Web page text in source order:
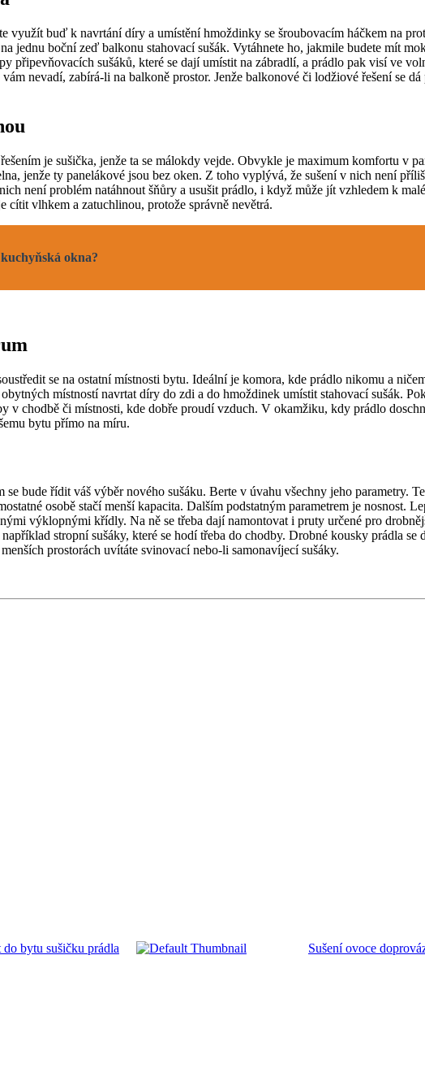
buď k navrtání díry a umístění hmoždinky se šroubovacím háčkem na
jednu boční zeď balkonu stahovací sušák. Vytáhnete ho, jakmile budete mít
připevňovacích sušáků, které se dají umístit na zábradlí, a prádlo pak visí ve
nevadí, zabírá-li na balkoně prostor. Jenže balkonové či lodžiové řešení se
je sušička, jenže ta se málokdy vejde. Obvykle je maximum komfortu v
jenže ty panelákové jsou bez oken. Z toho vyplývá, že sušení v nich není
není problém natáhnout šňůry a usušit prádlo, i když může jít vzhledem k
cítit vlhkem a zatuchlinou, protože správně nevětrá.
okna?
se na ostatní místnosti bytu. Ideální je komora, kde prádlo nikomu a
místností navrtat díry do zdi a do hmoždinek umístit stahovací sušák.
v chodbě či místnosti, kde dobře proudí vzduch. V okamžiku, kdy prádlo
bytu přímo na míru.
bude řídit váš výběr nového sušáku. Berte v úvahu všechny jeho parametry.
osobě stačí menší kapacita. Dalším podstatným parametrem je nosnost.
výklopnými křídly. Na ně se třeba dají namontovat i pruty určené pro
stropní sušáky, které se hodí třeba do chodby. Drobné kousky prádla
prostorách uvítáte svinovací nebo-li samonavíjecí sušáky.
bytu sušičku prádla Sušení ovoce